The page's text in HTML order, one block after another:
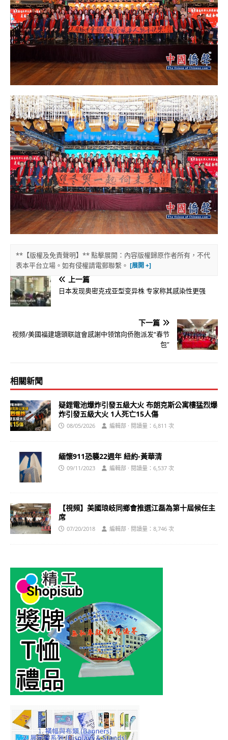
**【版權及免責聲明】** 點擊展開：內容版權歸原作者所有，不代
表本平台立場。如有侵權請電郵聯繫。
上一篇
日本发现奥密克戎亚型变异株 专家称其感染性更强
下一篇
视频/美國福建塘頭联誼會感謝中领馆向侨胞派发“春节
包”
相關新聞
疑鋰電池爆炸引發五級大火 布朗克斯公寓樓猛烈爆
炸引發五級大火 1人死亡15人傷
08/05/2026 編輯部 · 閱讀量：6,811 次
緬懷911恐襲22週年 紐約-黃華清
09/11/2023 編輯部 · 閱讀量：6,537 次
【視頻】美國琅岐同鄉會推選江磊為第十屆候任主
席
07/20/2018 編輯部 · 閱讀量：8,746 次